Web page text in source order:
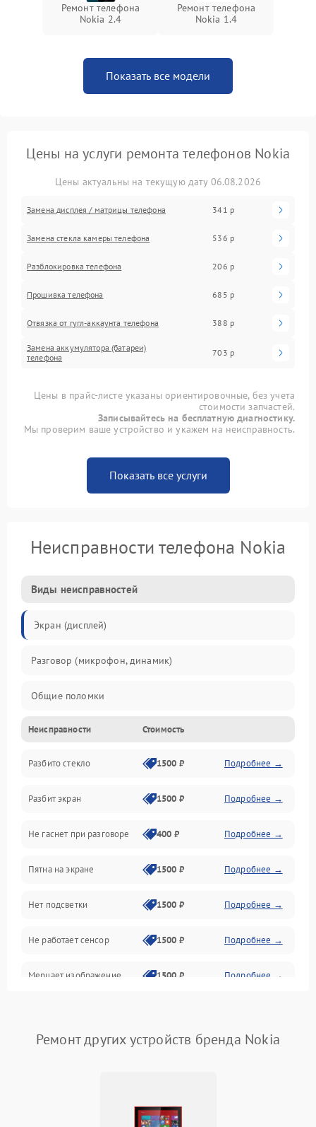
Ремонт телефона
Nokia 2.4
Ремонт телефона
Nokia 1.4
Показать все модели
Цены на услуги ремонта телефонов Nokia
Цены актуальны на текущую дату 06.08.2026
Замена дисплея / матрицы телефона 341 р
Замена стекла камеры телефона 536 р
Разблокировка телефона 206 р
Прошивка телефона 685 р
Отвязка от гугл-аккаунта телефона 388 р
Замена аккумулятора (батареи)
телефона
703 р
Цены в прайс-листе указаны ориентировочные, без учета
стоимости запчастей.
Записывайтесь на бесплатную диагностику.
Мы проверим ваше устройство и укажем на неисправность.
Показать все услуги
Неисправности телефона Nokia
Виды неисправностей
Экран (дисплей)
Разговор (микрофон, динамик)
Общие поломки
Проблемы связи
Камеры
Проблемы с дисплеем и сенсором
Зарядка
Проблемы с питанием, зарядкой и аккумулятором
Проблемы с работой системы, корпусом и другие
Неисправности Стоимость
Разбито стекло 1500 ₽ Подробнее →
Разбит экран 1500 ₽ Подробнее →
Не гаснет при разговоре 400 ₽ Подробнее →
Пятна на экране 1500 ₽ Подробнее →
Нет подсветки 1500 ₽ Подробнее →
Не работает сенсор 1500 ₽ Подробнее →
Мерцает изображение 1500 ₽ Подробнее →
Не работает Face ID 4000 ₽ Подробнее →
Ремонт других устройств бренда Nokia